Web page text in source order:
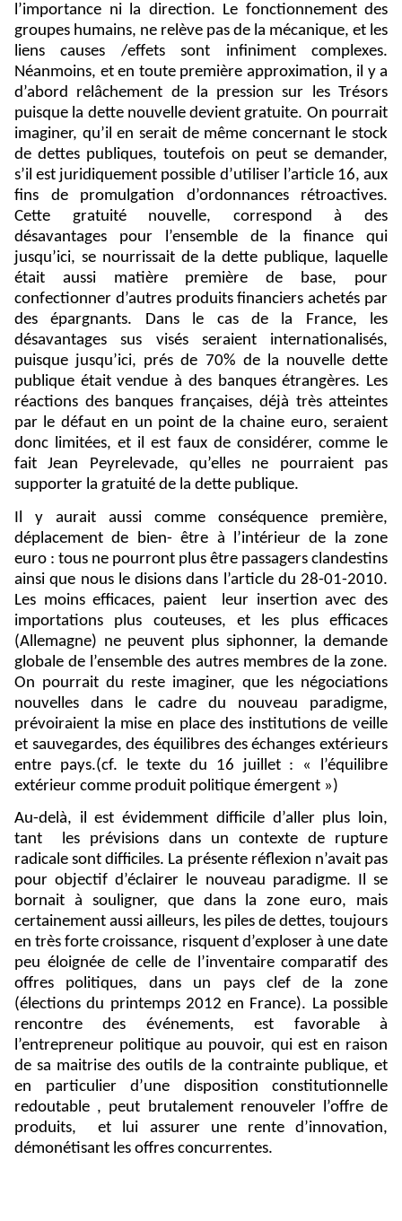
l’importance ni la direction. Le fonctionnement des
groupes humains, ne relève pas de la mécanique, et les
liens causes /effets sont infiniment complexes.
Néanmoins, et en toute première approximation, il y a
d’abord relâchement de la pression sur les Trésors
puisque la dette nouvelle devient gratuite. On pourrait
imaginer, qu’il en serait de même concernant le stock
de dettes publiques, toutefois on peut se demander,
s’il est juridiquement possible d’utiliser l’article 16, aux
fins de promulgation d’ordonnances rétroactives.
Cette gratuité nouvelle, correspond à des
désavantages pour l’ensemble de la finance qui
jusqu’ici, se nourrissait de la dette publique, laquelle
était aussi matière première de base, pour
confectionner d’autres produits financiers achetés par
des épargnants. Dans le cas de la France, les
désavantages sus visés seraient internationalisés,
puisque jusqu’ici, prés de 70% de la nouvelle dette
publique était vendue à des banques étrangères. Les
réactions des banques françaises, déjà très atteintes
par le défaut en un point de la chaine euro, seraient
donc limitées, et il est faux de considérer, comme le
fait Jean Peyrelevade, qu’elles ne pourraient pas
supporter la gratuité de la dette publique.
Il y aurait aussi comme conséquence première,
déplacement de bien- être à l’intérieur de la zone
euro : tous ne pourront plus être passagers clandestins
ainsi que nous le disions dans l’article du 28-01-2010.
Les moins efficaces, paient
leur insertion avec des
importations plus couteuses, et les plus efficaces
(Allemagne) ne peuvent plus siphonner, la demande
globale de l’ensemble des autres membres de la zone.
On pourrait du reste imaginer, que les négociations
nouvelles dans le cadre du nouveau paradigme,
prévoiraient la mise en place des institutions de veille
et sauvegardes, des équilibres des échanges extérieurs
entre pays.(cf. le texte du 16 juillet : « l’équilibre
extérieur comme produit politique émergent »)
Au-delà, il est évidemment difficile d’aller plus loin,
tant
les prévisions dans un contexte de rupture
radicale sont difficiles. La présente réflexion n’avait pas
pour objectif d’éclairer le nouveau paradigme. Il se
bornait à souligner, que dans la zone euro, mais
certainement aussi ailleurs, les piles de dettes, toujours
en très forte croissance, risquent d’exploser à une date
peu éloignée de celle de l’inventaire comparatif des
offres politiques, dans un pays clef de la zone
(élections du printemps 2012 en France). La possible
rencontre des événements, est favorable à
l’entrepreneur politique au pouvoir, qui est en raison
de sa maitrise des outils de la contrainte publique, et
en particulier d’une disposition constitutionnelle
redoutable , peut brutalement renouveler l’offre de
produits,
et lui assurer une rente d’innovation,
démonétisant les offres concurrentes.